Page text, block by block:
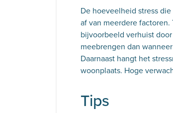
De hoeveelheid stress
af van meerdere
bijvoorbeeld verhuist
meebrengen dan
Daarnaast hangt het
woonplaats. Hoge
Tips